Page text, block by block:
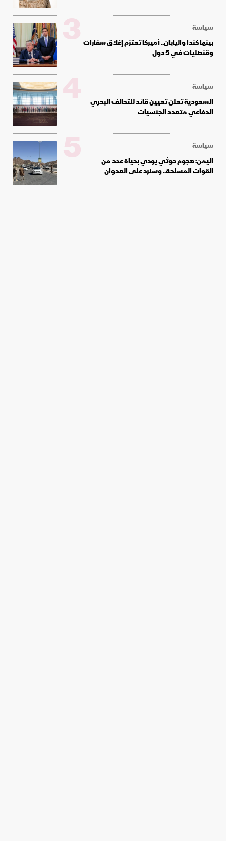
سياسة
بينها كندا واليابان.. أميركا تعتزم إغلاق سفارات
وقنصليات في 5 دول
3
سياسة
السعودية تعلن تعيين قائد للتحالف البحري
الدفاعي متعدد الجنسيات
4
سياسة
اليمن: هجوم حوثي يودي بحياة عدد من
القوات المسلحة.. وسنرد على العدوان
5